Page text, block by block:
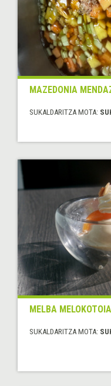
MAZEDONIA
SUKALDARITZA MOTA:
MELBA MELOKOTOIA
SUKALDARITZA MOTA: